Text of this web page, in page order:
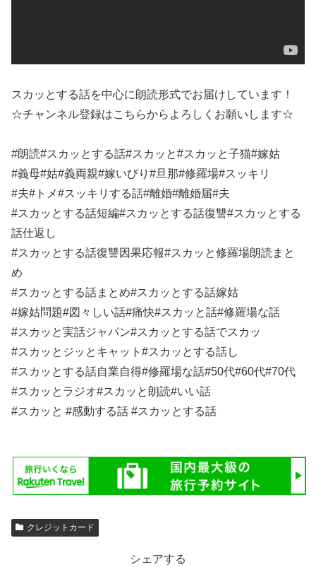
スカッとする話を中心に朗読形式でお届けしています！
☆チャンネル登録はこちらからよろしくお願いします☆
#朗読#スカッとする話#スカッと#スカッと子猫#嫁姑
#義母#姑#義両親#嫁いびり#旦那#修羅場#スッキリ
#夫#トメ#スッキリする話#離婚#離婚届#夫
#スカッとする話短編#スカッとする話復讐#スカッとする
話仕返し
#スカッとする話復讐因果応報#スカッと修羅場朗読まと
め
#スカッとする話まとめ#スカッとする話嫁姑
#嫁姑問題#図々しい話#痛快#スカッと話#修羅場な話
#スカッと実話ジャパン#スカッとする話でスカッ
#スカッとジッとキャット#スカッとする話し
#スカッとする話自業自得#修羅場な話#50代#60代#70代
#スカッとラジオ#スカッと朗読#いい話
#スカッと #感動する話 #スカッとする話
クレジットカード
シェアする